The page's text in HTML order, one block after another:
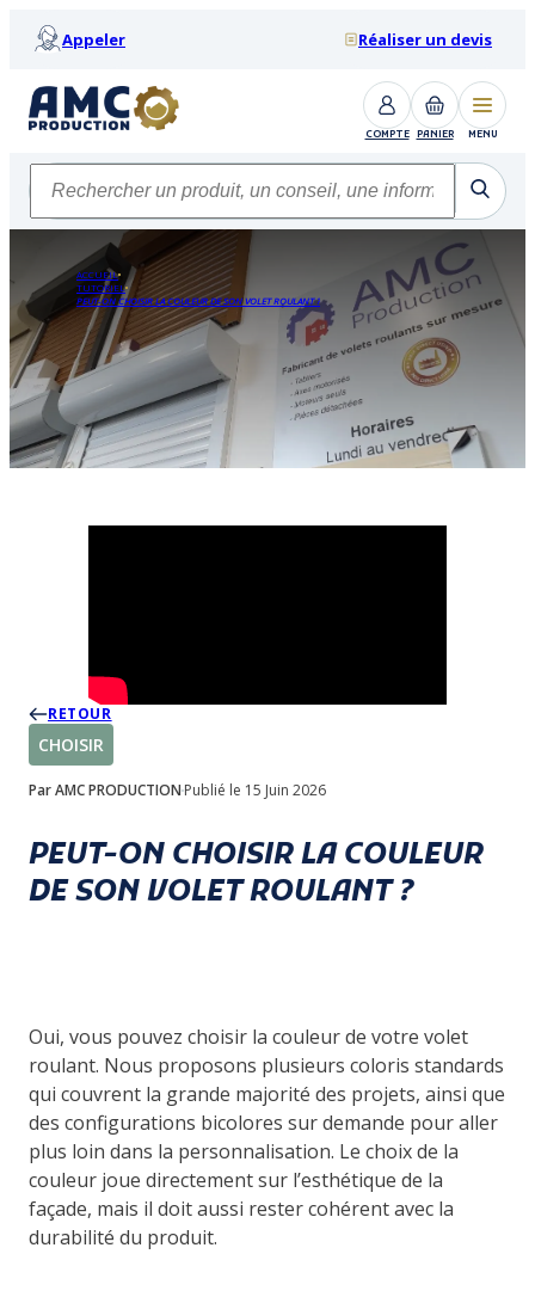
Appeler Réaliser un devis
COMPTE PANIER MENU
ACCUEIL
TUTORIEL
PEUT-ON CHOISIR LA COULEUR DE SON VOLET ROULANT ?
RETOUR
CHOISIR
Par AMC PRODUCTION Publié le 15 Juin 2026
PEUT-ON CHOISIR LA COULEUR
DE SON VOLET ROULANT ?
Oui, vous pouvez choisir la couleur de votre volet
roulant. Nous proposons plusieurs coloris standards
qui couvrent la grande majorité des projets, ainsi que
des configurations bicolores sur demande pour aller
plus loin dans la personnalisation. Le choix de la
couleur joue directement sur l’esthétique de la
façade, mais il doit aussi rester cohérent avec la
durabilité du produit.